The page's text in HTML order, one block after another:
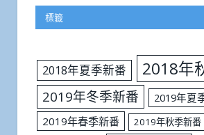
標籤
2018年夏季新番 2018年
2019年冬季新番
2019年夏
2019年春季新番
2019年秋季新番